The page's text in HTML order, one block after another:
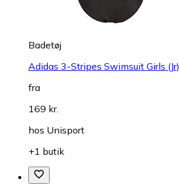
Badetøj
Adidas 3-Stripes Swimsuit Girls (Jr)
fra
169 kr.
hos Unisport
+1 butik